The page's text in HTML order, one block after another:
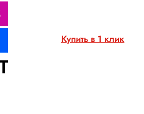
Купить в 1 клик